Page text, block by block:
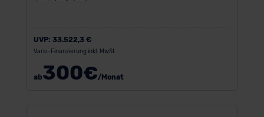
UVP: 33.522,3 €
Vario-Finanzierung inkl. MwSt.
ab300€/Monat